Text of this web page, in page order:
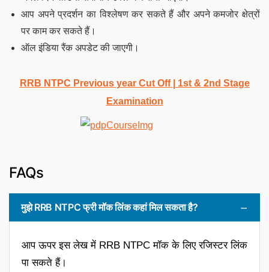
आप अपने प्रदर्शन का विश्लेषण कर सकते हैं और अपने कमजोर क्षेत्रों
पर काम कर सकते हैं।
ऑल इंडिया रैंक अपडेट की जाएगी।
RRB NTPC Previous year Cut Off | 1st & 2nd Stage
Examination
FAQs
मुझे RRB NTPC फ्री मॉक लिंक कहां मिल सकता है?
आप ऊपर इस लेख में RRB NTPC मॉक के लिए रजिस्टर लिंक
पा सकते हैं।